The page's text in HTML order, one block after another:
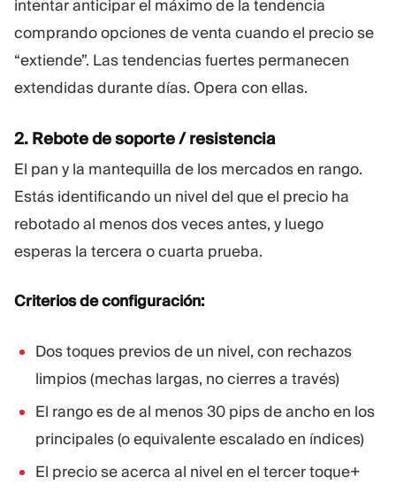
intentar anticipar el máximo de la tendencia
comprando opciones de venta cuando el precio se
“extiende”. Las tendencias fuertes permanecen
extendidas durante días. Opera con ellas.
2. Rebote de soporte / resistencia
El pan y la mantequilla de los mercados en rango.
Estás identificando un nivel del que el precio ha
rebotado al menos dos veces antes, y luego
esperas la tercera o cuarta prueba.
Criterios de configuración:
Dos toques previos de un nivel, con rechazos
limpios (mechas largas, no cierres a través)
El rango es de al menos 30 pips de ancho en los
principales (o equivalente escalado en índices)
El precio se acerca al nivel en el tercer toque+